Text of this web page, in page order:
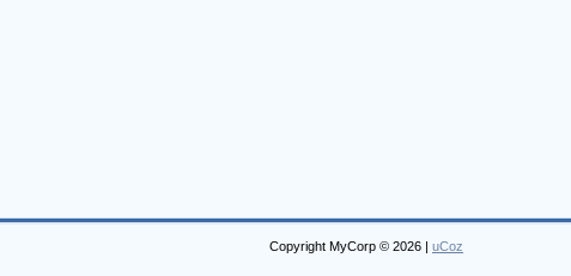
Copyright MyCorp © 2026 | uCoz